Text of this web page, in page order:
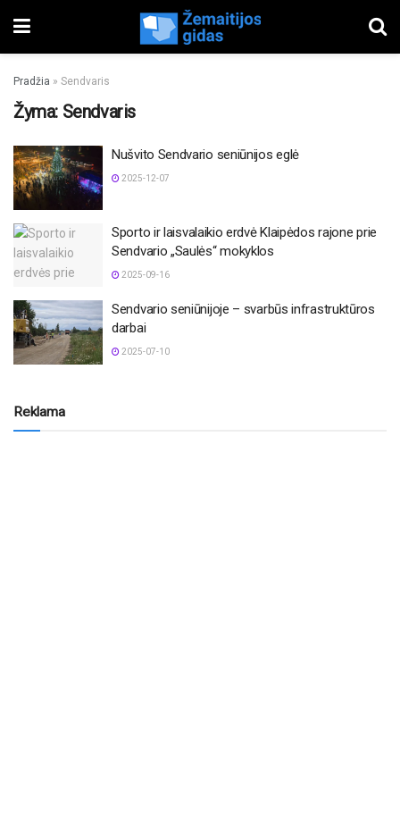
Pradžia » Sendvaris
Žyma: Sendvaris
Nušvito Sendvario seniūnijos eglė
2025-12-07
Sporto ir laisvalaikio erdvė Klaipėdos rajone prie
Sendvario „Saulės“ mokyklos
2025-09-16
Sendvario seniūnijoje – svarbūs infrastruktūros
darbai
2025-07-10
Reklama